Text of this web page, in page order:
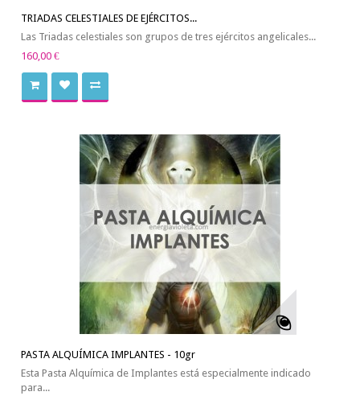
TRIADAS CELESTIALES DE EJÉRCITOS...
Las Triadas celestiales son grupos de tres ejércitos angelicales...
160,00 €
PASTA ALQUÍMICA IMPLANTES - 10gr
Esta Pasta Alquímica de Implantes está especialmente indicado
para...